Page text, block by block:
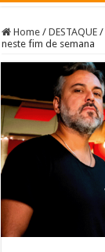
Home / DESTAQUE /
neste fim de semana